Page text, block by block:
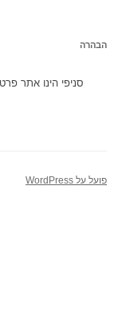
הבהרה
סניפי הינו אתר
פועל על WordPress